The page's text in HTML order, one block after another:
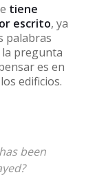
tiene
escrito, ya
palabras
la pregunta
es en
edificios.
been